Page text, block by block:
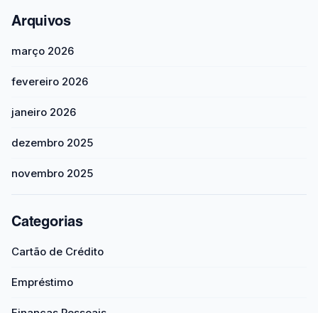
Arquivos
março 2026
fevereiro 2026
janeiro 2026
dezembro 2025
novembro 2025
Categorias
Cartão de Crédito
Empréstimo